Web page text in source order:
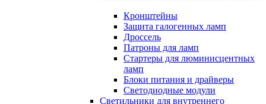
Кронштейны
Защита галогенных ламп
Дроссель
Патроны для ламп
Стартеры для люминисцентных
ламп
Блоки питания и драйверы
Светодиодные модули
Светильники для внутреннего